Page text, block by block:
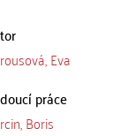
Eva
práce
Boris